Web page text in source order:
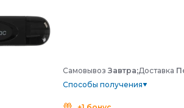
Самовывоз Завтра;Доставка
Способы получения